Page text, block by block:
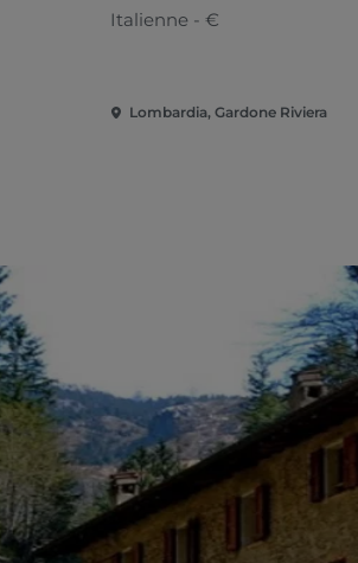
Italienne - €
Lombardia, Gardone Riviera